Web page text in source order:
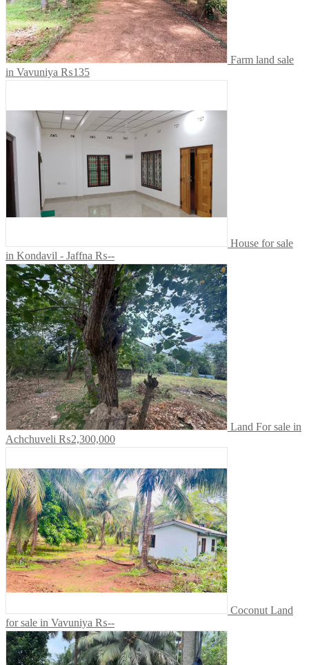
Farm land sale
in Vavuniya ₨135
House for sale
in Kondavil - Jaffna ₨--
Land For sale in
Achchuveli ₨2,300,000
Coconut Land
for sale in Vavuniya ₨--